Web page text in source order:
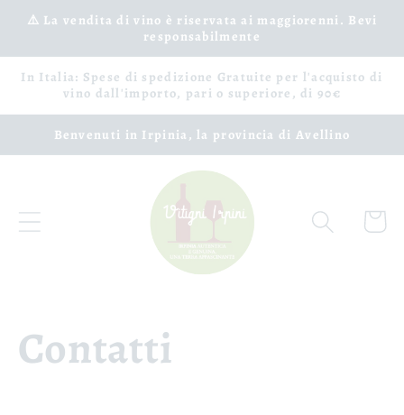
Ir
directamente
⚠️ La vendita di vino è riservata ai maggiorenni. Bevi
responsabilmente
In Italia: Spese di spedizione Gratuite per l'acquisto di
vino dall'importo, pari o superiore, di 90€
Benvenuti in Irpinia, la provincia di Avellino
Carrito
Contatti